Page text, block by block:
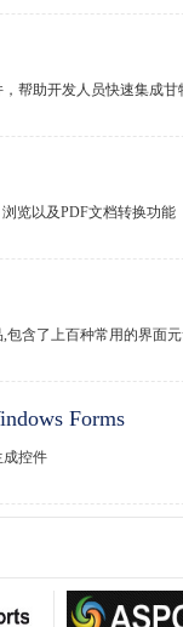
帮助开发人员快速集成
览以及PDF文档转换功能
包含了上百种常用的界面
Forms
成控件